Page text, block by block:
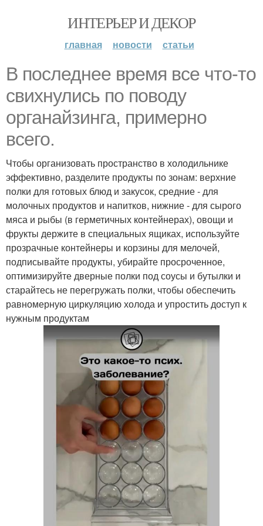
ИНТЕРЬЕР И ДЕКОР
главная новости статьи
В последнее время все что-то
свихнулись по поводу
органайзинга, примерно
всего.
Чтобы организовать пространство в холодильнике
эффективно, разделите продукты по зонам: верхние
полки для готовых блюд и закусок, средние - для
молочных продуктов и напитков, нижние - для сырого
мяса и рыбы (в герметичных контейнерах), овощи и
фрукты держите в специальных ящиках, используйте
прозрачные контейнеры и корзины для мелочей,
подписывайте продукты, убирайте просроченное,
оптимизируйте дверные полки под соусы и бутылки и
старайтесь не перегружать полки, чтобы обеспечить
равномерную циркуляцию холода и упростить доступ к
нужным продуктам